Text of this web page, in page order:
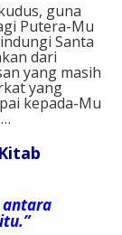
guna
Putera-Mu
Santa
dari
yang masih
yang
kepada-Mu
antara